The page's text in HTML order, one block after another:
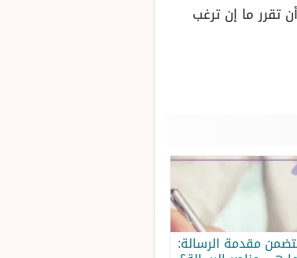
تقرر ما إن ترغب
مقدمة الرسالة: